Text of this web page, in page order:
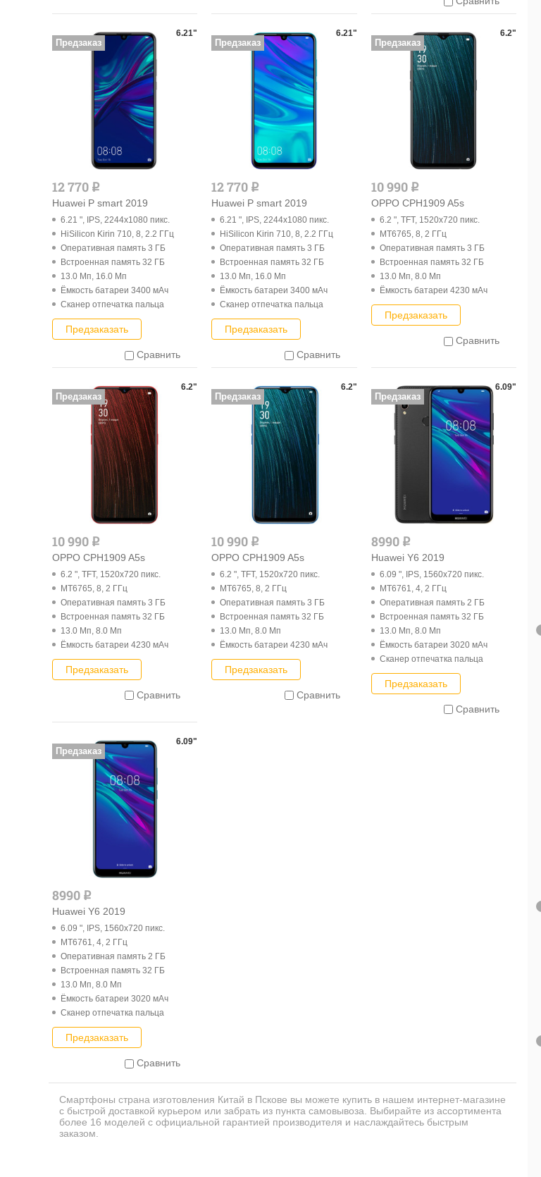
Смартфоны страна изготовления Китай в Пскове вы можете купить в нашем интернет-магазине
с быстрой доставкой курьером или забрать из пункта самовывоза. Выбирайте из ассортимента
более 16 моделей с официальной гарантией производителя и наслаждайтесь быстрым
заказом.
12 770 q
Huawei P smart 2019
6.21 ", IPS, 2244x1080 пикс.
HiSilicon Kirin 710, 8, 2.2 ГГц
Оперативная память 3 ГБ
Встроенная память 32 ГБ
13.0 Мп, 16.0 Мп
Ёмкость батареи 3400 мАч
Cканер отпечатка пальца
Предзаказать
Сравнить
6.21"
Предзаказ
12 770 q
Huawei P smart 2019
6.21 ", IPS, 2244x1080 пикс.
HiSilicon Kirin 710, 8, 2.2 ГГц
Оперативная память 3 ГБ
Встроенная память 32 ГБ
13.0 Мп, 16.0 Мп
Ёмкость батареи 3400 мАч
Cканер отпечатка пальца
Предзаказать
Сравнить
6.21"
Предзаказ
10 990 q
OPPO CPH1909 A5s
6.2 ", TFT, 1520x720 пикс.
MT6765, 8, 2 ГГц
Оперативная память 3 ГБ
Встроенная память 32 ГБ
13.0 Мп, 8.0 Мп
Ёмкость батареи 4230 мАч
Предзаказать
Сравнить
6.2"
Предзаказ
10 990 q
OPPO CPH1909 A5s
6.2 ", TFT, 1520x720 пикс.
MT6765, 8, 2 ГГц
Оперативная память 3 ГБ
Встроенная память 32 ГБ
13.0 Мп, 8.0 Мп
Ёмкость батареи 4230 мАч
Предзаказать
Сравнить
6.2"
Предзаказ
10 990 q
OPPO CPH1909 A5s
6.2 ", TFT, 1520x720 пикс.
MT6765, 8, 2 ГГц
Оперативная память 3 ГБ
Встроенная память 32 ГБ
13.0 Мп, 8.0 Мп
Ёмкость батареи 4230 мАч
Предзаказать
Сравнить
6.2"
Предзаказ
8990 q
Huawei Y6 2019
6.09 ", IPS, 1560x720 пикс.
MT6761, 4, 2 ГГц
Оперативная память 2 ГБ
Встроенная память 32 ГБ
13.0 Мп, 8.0 Мп
Ёмкость батареи 3020 мАч
Cканер отпечатка пальца
Предзаказать
Сравнить
6.09"
Предзаказ
8990 q
Huawei Y6 2019
6.09 ", IPS, 1560x720 пикс.
MT6761, 4, 2 ГГц
Оперативная память 2 ГБ
Встроенная память 32 ГБ
13.0 Мп, 8.0 Мп
Ёмкость батареи 3020 мАч
Cканер отпечатка пальца
Предзаказать
Сравнить
6.09"
Предзаказ